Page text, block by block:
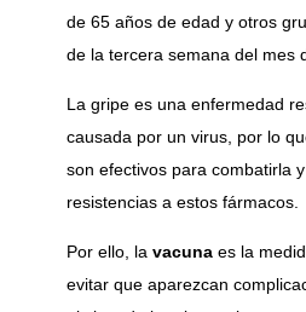
de 65 años de edad y otros
de la tercera semana del mes
La gripe es una enfermedad
causada por un virus, por lo
son efectivos para combatirla
resistencias a estos fármacos.
Por ello, la vacunaes la
evitar que aparezcan